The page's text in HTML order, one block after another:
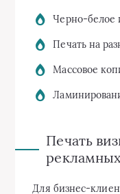
Черно-белое
Печать на
Массовое
Печать
Для бизнес-